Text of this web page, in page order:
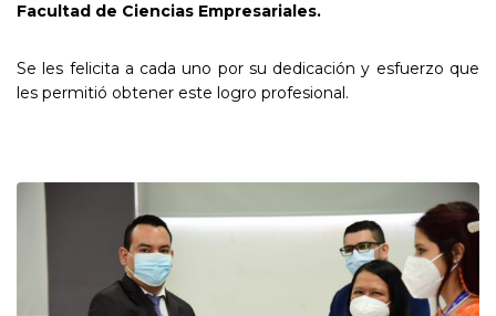
Facultad de Ciencias Empresariales.
Se les felicita a cada uno por su dedicación y esfuerzo que
les permitió obtener este logro profesional.